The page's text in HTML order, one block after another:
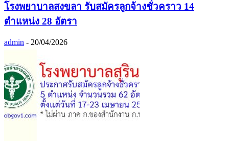
โรงพยาบาลสงขลา รับสมัครลูกจ้างชั่วคราว 14
ตำแหน่ง 28 อัตรา
admin - 20/04/2026